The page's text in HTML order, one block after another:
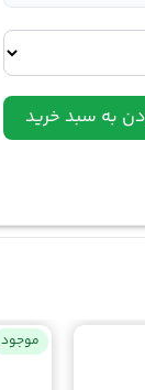
به سبد خرید
موجود